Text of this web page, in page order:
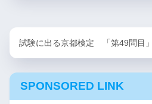
試験に出る京都検定 「第49問目
SPONSORED LINK